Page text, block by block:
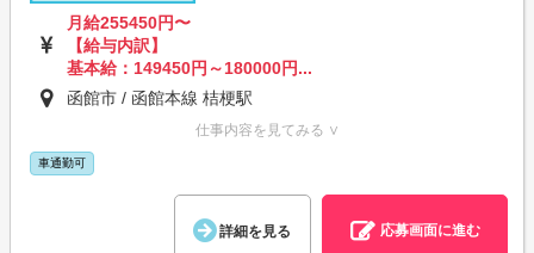
月給255450円〜
【給与内訳】
基本給：149450円～180000円...
函館市 / 函館本線 桔梗駅
仕事内容を見てみる ∨
車通勤可
詳細を見る 応募画面に進む